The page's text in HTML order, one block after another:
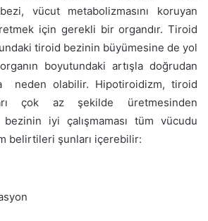
vücut metabolizmasını koruyan
için gerekli bir organdır. Tiroid
tiroid bezinin büyümesine de yol
boyutundaki artışla doğrudan
neden olabilir. Hipotiroidizm, tiroid
çok az şekilde üretmesinden
bezinin iyi çalışmaması tüm vücudu
belirtileri şunları içerebilir: